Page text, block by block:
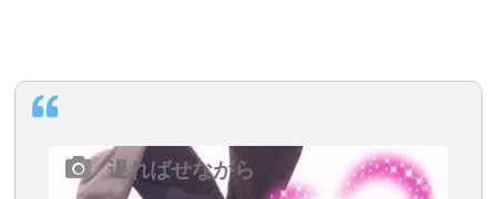
遅ればせながら